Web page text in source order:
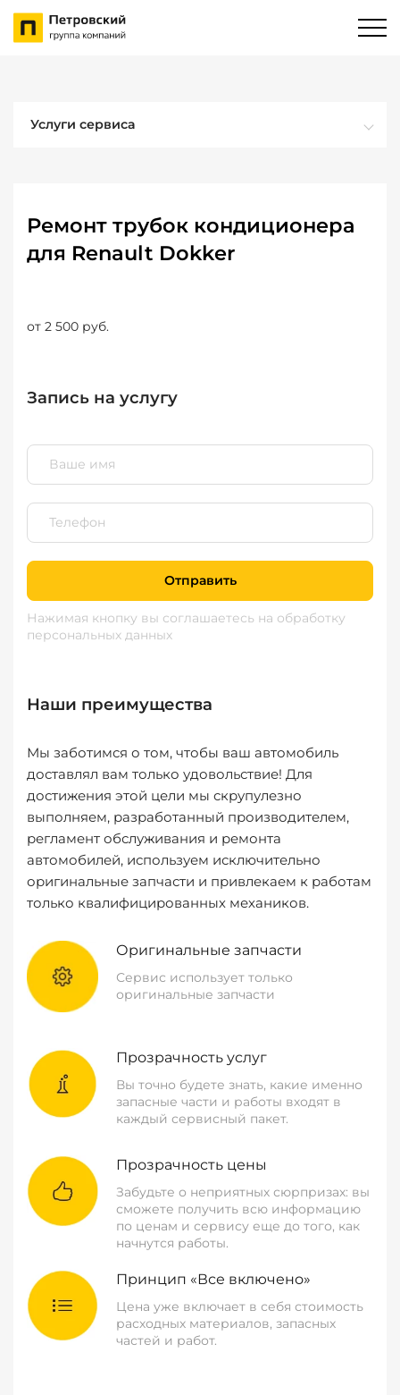
Услуги сервиса
Ремонт трубок кондиционера
для Renault Dokker
от 2 500 руб.
Запись на услугу
Отправить
Нажимая кнопку вы соглашаетесь на обработку
персональных данных
Наши преимущества
Мы заботимся о том, чтобы ваш автомобиль
доставлял вам только удовольствие! Для
достижения этой цели мы скрупулезно
выполняем, разработанный производителем,
регламент обслуживания и ремонта
автомобилей, используем исключительно
оригинальные запчасти и привлекаем к работам
только квалифицированных механиков.
Оригинальные запчасти
Сервис использует только
оригинальные запчасти
Прозрачность услуг
Вы точно будете знать, какие именно
запасные части и работы входят в
каждый сервисный пакет.
Прозрачность цены
Забудьте о неприятных сюрпризах: вы
сможете получить всю информацию
по ценам и сервису еще до того, как
начнутся работы.
Принцип «Все включено»
Цена уже включает в себя стоимость
расходных материалов, запасных
частей и работ.